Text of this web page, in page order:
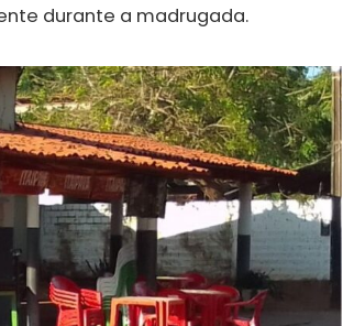
durante a madrugada.